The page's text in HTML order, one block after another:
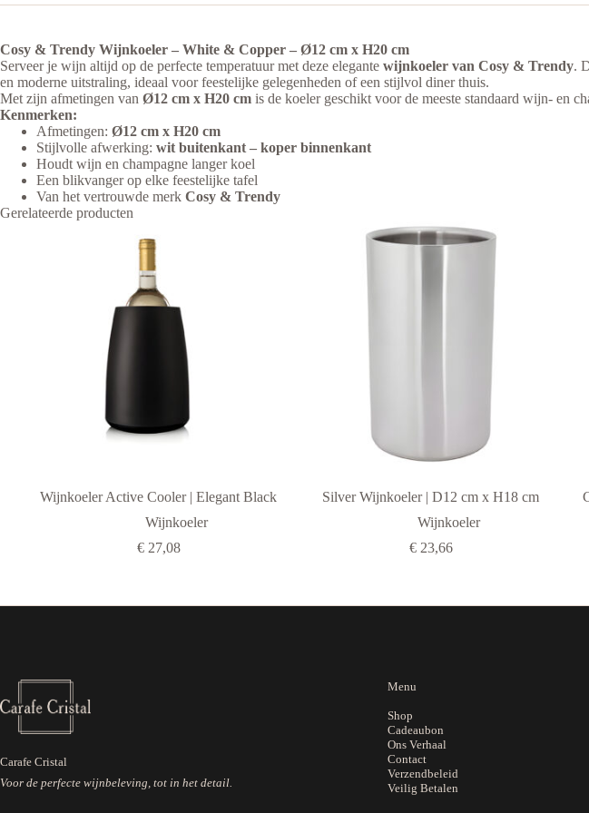
Cosy & Trendy Wijnkoeler – White & Copper – Ø12 cm x H20 cm
Serveer je wijn altijd op de perfecte temperatuur met deze elegante wijnkoeler van Cosy & Trendy.
en moderne uitstraling, ideaal voor feestelijke gelegenheden of een stijlvol diner thuis.
Met zijn afmetingen van Ø12 cm x H20 cm is de koeler geschikt voor de meeste standaard wijn- en
Kenmerken:
Afmetingen: Ø12 cm x H20 cm
Stijlvolle afwerking: wit buitenkant – koper binnenkant
Houdt wijn en champagne langer koel
Een blikvanger op elke feestelijke tafel
Van het vertrouwde merk Cosy & Trendy
Gerelateerde producten
Wijnkoeler Active Cooler | Elegant Black
Wijnkoeler
€27,08
Silver Wijnkoeler | D12 cm x H18 cm
Wijnkoeler
€23,66
Carafe Cristal
Voor de perfecte wijnbeleving, tot in het detail.
Menu
Shop
Cadeaubon
Ons Verhaal
Contact
Verzendbeleid
Veilig Betalen